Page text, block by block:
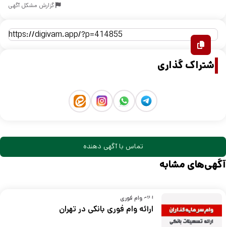
گزارش مشکل آگهی
اشتراک گذاری
تماس با آگهی دهنده
آگهی‌های مشابه
ارائه وام فوری
ارائه وام فوری بانکی در تهران